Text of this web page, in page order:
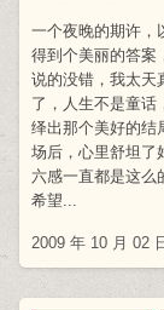
一个夜晚的期许，
得到个美丽的答案
说的没错，我太天
了，人生不是童话
绎出那个美好的结
场后，心里舒坦了
六感一直都是这么
希望...
2009 年 10 月 02